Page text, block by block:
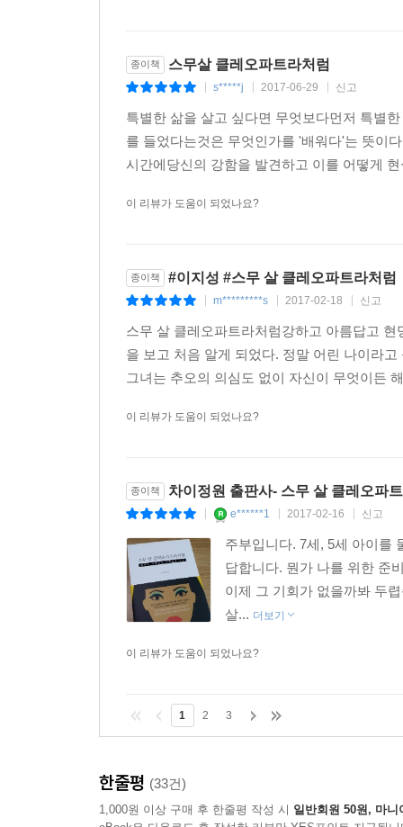
종이책 스무살 클레오파트라처럼
s*****j 2017-06-29 신고
특별한 삶을 살고 싶다면 무엇보다먼저 특별
를 들었다는것은 무엇인가를 '배워다'는 뜻이
시간에당신의 강함을 발견하고 이를 어떻게
이 리뷰가 도움이 되었나요?
종이책 #이지성 #스무 살 클레오파트라처럼
m*********s 2017-02-18 신고
스무 살 클레오파트라처럼강하고 아름답고
을 보고 처음 알게 되었다. 정말 어린 나이라
그녀는 추오의 의심도 없이 자신이 무엇이든
이 리뷰가 도움이 되었나요?
종이책 차이정원 출판사- 스무 살 클레오파
e******1 2017-02-16 신고
주부입니다. 7세, 5세 아이를
답합니다. 뭔가 나를 위한 준
이제 그 기회가 없을까봐 두
살... 더보기
이 리뷰가 도움이 되었나요?
1 2 3
한줄평 (33건)
1,000원 이상 구매 후 한줄평 작성 시 일반회원 50원, 마니